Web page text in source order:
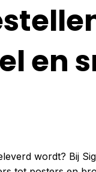
en
wordt? Bij